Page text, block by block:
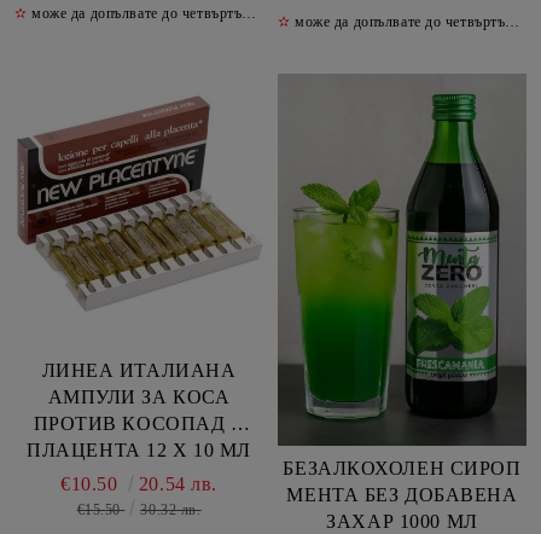
✫ може да допълвате до четвъртък включително ✫ може да допълвате до четвъртък включително
ЛИНЕА ИТАЛИАНА
АМПУЛИ ЗА КОСА
ПРОТИВ КОСОПАД С
ПЛАЦЕНТА 12 Х 10 МЛ
€10.50
20.54 лв.
€15.50 30.32 лв.
БЕЗАЛКОХОЛEН СИРОП
МЕНТА БЕЗ ДОБАВЕНА
ЗАХАР 1000 МЛ